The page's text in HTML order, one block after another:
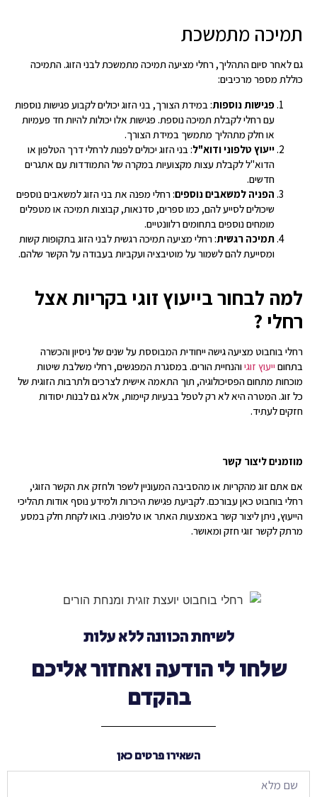
תמיכה מתמשכת
גם לאחר סיום התהליך, רחלי מציעה תמיכה מתמשכת לבני הזוג. התמיכה
כוללת מספר מרכיבים:
פגישות נוספות: במידת הצורך, בני הזוג יכולים לקבוע פגישות נוספות
עם רחלי לקבלת תמיכה נוספת. פגישות אלו יכולות להיות חד פעמיות
או חלק מתהליך מתמשך במידת הצורך.
ייעוץ טלפוני ודוא"ל: בני הזוג יכולים לפנות לרחלי דרך הטלפון או
הדוא"ל לקבלת עצות מקצועיות במקרה של התמודדות עם אתגרים
חדשים.
הפניה למשאבים נוספים: רחלי מפנה את בני הזוג למשאבים נוספים
שיכולים לסייע להם, כמו ספרים, סדנאות, קבוצות תמיכה או מטפלים
מומחים נוספים בתחומים רלוונטיים.
תמיכה רגשית: רחלי מציעה תמיכה רגשית לבני הזוג בתקופות קשות
ומסייעת להם לשמור על מוטיבציה ועקביות בעבודה על הקשר שלהם.
למה לבחור בייעוץ זוגי בקריות אצל
רחלי ?
רחלי בוחבוט מציעה גישה ייחודית המבוססת על שנים של ניסיון והכשרה
בתחום ייעוץ זוגיוהנחיית הורים. במסגרת המפגשים, רחלי משלבת שיטות
מוכחות מתחום הפסיכולוגיה, תוך התאמה אישית לצרכים ולתרבות הזוגית של
כל זוג. המטרה היא לא רק לטפל בבעיות קיימות, אלא גם לבנות יסודות
חזקים לעתיד.
מוזמנים ליצור קשר
אם אתם זוג מהקריות או מהסביבה המעוניין לשפר ולחזק את הקשר הזוגי,
רחלי בוחבוט כאן עבורכם. לקביעת פגישת היכרות ולמידע נוסף אודות תהליכי
הייעוץ, ניתן ליצור קשר באמצעות האתר או טלפונית. בואו לקחת חלק במסע
מרתק לקשר זוגי חזק ומאושר.
לשיחת הכוונה ללא עלות
שלחו לי הודעה ואחזור אליכם
בהקדם
השאירו פרטים כאן